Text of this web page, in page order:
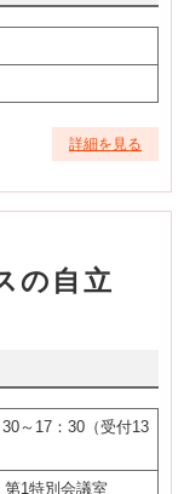
詳細を見る
の自立
～17：30（受付13
1特別会議室